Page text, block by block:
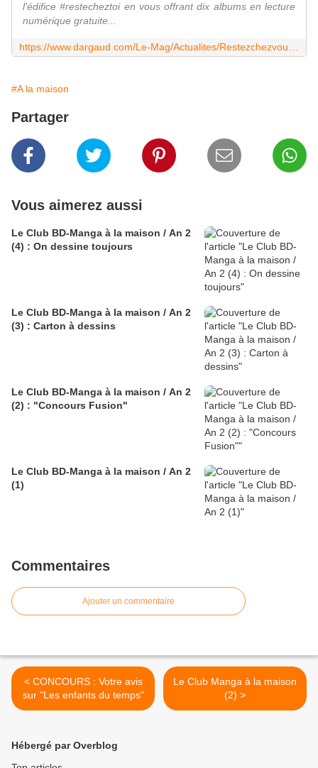
l'édifice #restecheztoi en vous offrant dix albums en lecture
numérique gratuite...
#A la maison
Partager
Vous aimerez aussi
Le Club BD-Manga à la maison / An 2
(4) : On dessine toujours
Le Club BD-Manga à la maison / An 2
(3) : Carton à dessins
Le Club BD-Manga à la maison / An 2
(2) : "Concours Fusion"
Le Club BD-Manga à la maison / An 2
(1)
Commentaires
Ajouter un commentaire
< CONCOURS : Votre avis
sur "Les enfants du temps"
Le Club Manga à la maison
(2) >
Hébergé par Overblog